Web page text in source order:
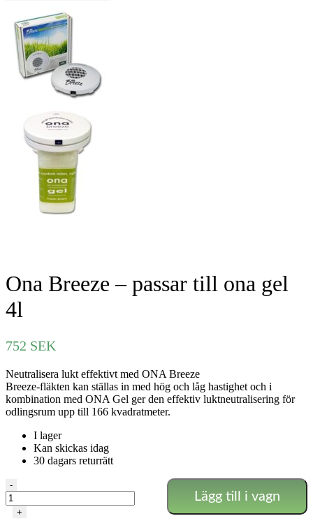
Ona Breeze – passar till ona gel
4l
752 SEK
Neutralisera lukt effektivt med ONA Breeze
Breeze-fläkten kan ställas in med hög och låg hastighet och i
kombination med ONA Gel ger den effektiv luktneutralisering för
odlingsrum upp till 166 kvadratmeter.
I lager
Kan skickas idag
30 dagars returrätt
Ona
Breeze
-
-
+
Lägg till i vagn